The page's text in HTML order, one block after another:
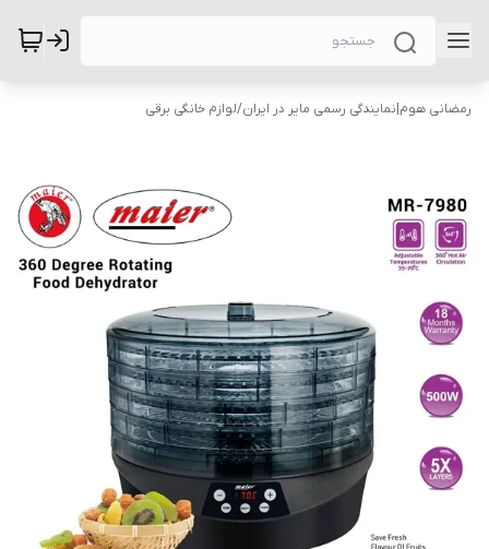
رمضانی هوم|نمایندگی رسمی مایر در ایران/لوازم خانگی برقی